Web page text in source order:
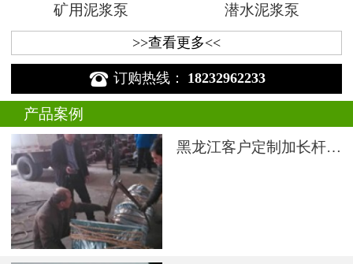
矿用泥浆泵 潜水泥浆泵
>>查看更多<<
 订购热线： 18232962233
产品案例
黑龙江客户定制加长杆液下渣浆泵